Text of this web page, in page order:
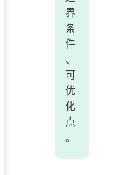
界
条
件
、
可
优
化
点
。